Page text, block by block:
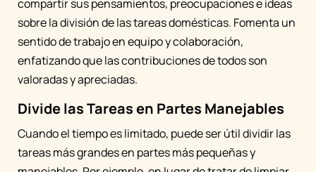
compartir sus pensamientos, preocupaciones e ideas
sobre la división de las tareas domésticas. Fomenta un
sentido de trabajo en equipo y colaboración,
enfatizando que las contribuciones de todos son
valoradas y apreciadas.
Divide las Tareas en Partes Manejables
Cuando el tiempo es limitado, puede ser útil dividir las
tareas más grandes en partes más pequeñas y